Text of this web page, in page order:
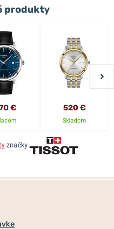
produkty
€ 520 €
Skladom
značky